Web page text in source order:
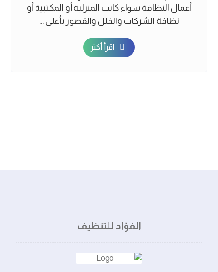
أعمال النظافة سواء كانت المنزلية أو المكتبية أو
نظافة الشركات والفلل والقصور بأعلى ...
اقرأ أكثر
الفؤاد للتنظيف